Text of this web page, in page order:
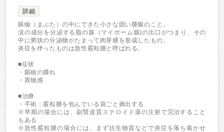
詳細
眼瞼（まぶた）の中にできた小さな固い腫瘤のこと。
涙の成分を分泌する脂の腺（マイボーム腺)の出口がつまり、その
中に粥状の分泌物がたまって肉芽腫を形成したもの。
炎症を伴ったものは急性霰粒腫と呼ばれる。
■症状
・眼瞼の腫れ
・異物感
■治療
・手術：霰粒腫を包んでいる袋ごと摘出する
※早期の場合には、副腎皮質ステロイド薬の注射で完治すること
もある
※急性霰粒腫の場合には、まず抗生物質などで炎症を落ち着かせ